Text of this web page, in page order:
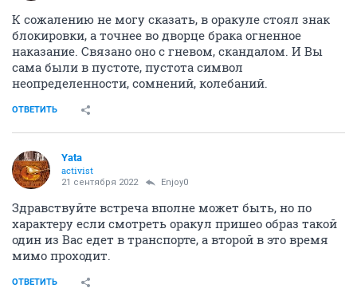
К сожалению не могу сказать, в оракуле стоял знак
блокировки, а точнее во дворце брака огненное
наказание. Связано оно с гневом, скандалом. И Вы
сама были в пустоте, пустота символ
неопределенности, сомнений, колебаний.
ОТВЕТИТЬ
Yata
activist
21 сентября 2022 Enjoy0
Здравствуйте встреча вполне может быть, но по
характеру если смотреть оракул пришео образ такой
один из Вас едет в транспорте, а второй в это время
мимо проходит.
ОТВЕТИТЬ